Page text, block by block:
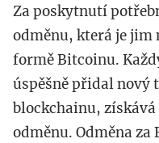
Za poskytnutí
odměnu, která je jim
formě Bitcoinu.
úspěšně přidal nový
blockchainu,
odměnu. Odměna